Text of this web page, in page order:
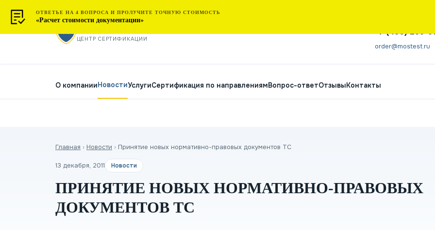
МОСТЕСТ
ЦЕНТР СЕРТИФИКАЦИИ
+7 (495) 266-
order@mostest.ru
О компанииНовостиУслугиСертификация по направлениямВопрос-ответОтзывыКонтакты
Главная › Новости › Принятие новых нормативно-правовых документов ТС
13 декабря, 2011 Новости
ПРИНЯТИЕ НОВЫХ НОРМАТИВНО-ПРАВОВЫХ
ДОКУМЕНТОВ ТС
ОТВЕТЬЕ НА 4 ВОПРОСА И ПРОЛУЧИТЕ ТОЧНУЮ СТОИМОСТЬ
«Расчет стоимости документации»